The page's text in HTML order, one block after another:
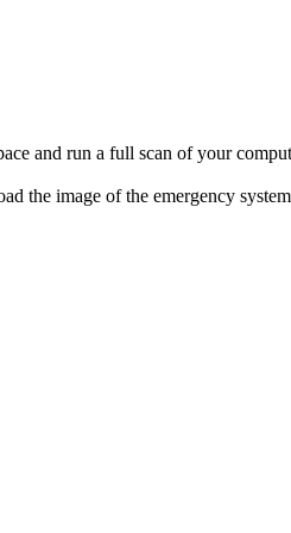
and run a full scan of your
the image of the emergency